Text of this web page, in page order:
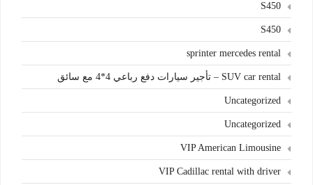
S450
S450
sprinter mercedes rental
SUV car rental – تأجير سيارات دفع رباعي 4*4 مع سائق
Uncategorized
Uncategorized
VIP American Limousine
VIP Cadillac rental with driver